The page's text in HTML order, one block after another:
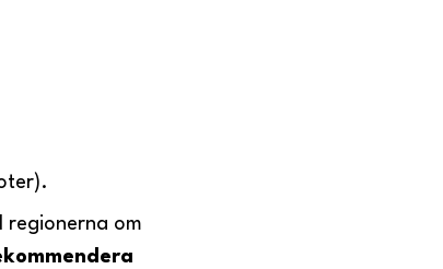
regionerna om